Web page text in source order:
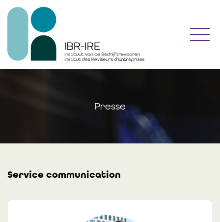
Presse
Service communication